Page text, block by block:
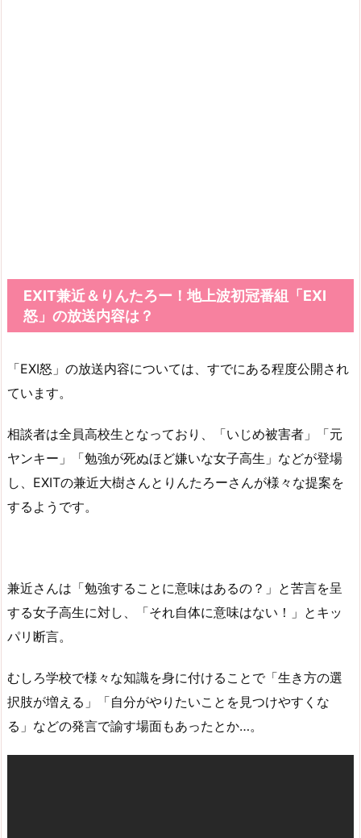
EXIT兼近＆りんたろー！地上波初冠番組「EXI
怒」の放送内容は？
「EXI怒」の放送内容については、すでにある程度公開され
ています。
相談者は全員高校生となっており、「いじめ被害者」「元
ヤンキー」「勉強が死ぬほど嫌いな女子高生」などが登場
し、EXITの兼近大樹さんとりんたろーさんが様々な提案を
するようです。
兼近さんは「勉強することに意味はあるの？」と苦言を呈
する女子高生に対し、「それ自体に意味はない！」とキッ
パリ断言。
むしろ学校で様々な知識を身に付けることで「生き方の選
択肢が増える」「自分がやりたいことを見つけやすくな
る」などの発言で諭す場面もあったとか…。